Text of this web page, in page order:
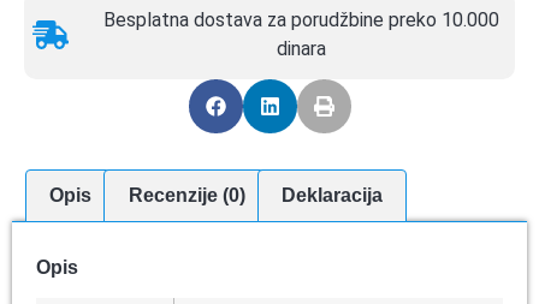
Besplatna dostava za porudžbine preko 10.000
dinara
Opis Recenzije (0) Deklaracija
Opis